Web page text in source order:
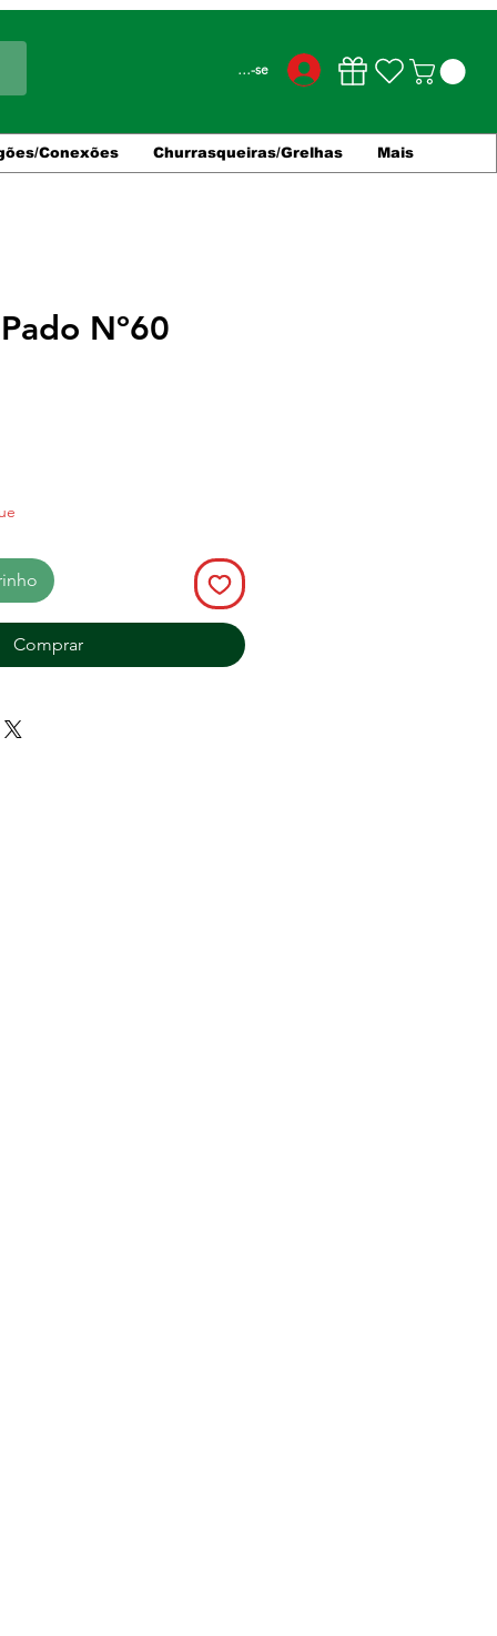
Conecte-se
Conexões Churrasqueiras/Grelhas Mais
Nº60
Comprar